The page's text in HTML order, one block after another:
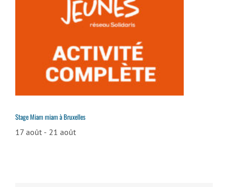
Stage Miam miam à Bruxelles
17 août - 21 août